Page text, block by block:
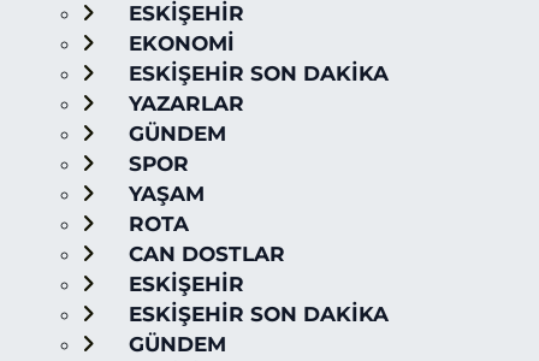
ESKİŞEHİR
EKONOMİ
ESKİŞEHİR SON DAKİKA
YAZARLAR
GÜNDEM
SPOR
YAŞAM
ROTA
CAN DOSTLAR
ESKİŞEHİR
ESKİŞEHİR SON DAKİKA
GÜNDEM